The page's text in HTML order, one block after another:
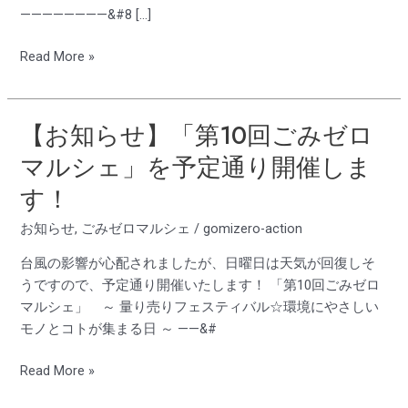
————————&#8 […]
み
ロ
つ
る
マ
ル
シ
を
開
し
ま
Read More »
【お知らせ】「第10回ごみゼロ
マルシェ」を予定通り開催しま
す！
お知らせ, ごみゼロマルシェ /gomizero-action
台風の影響が心配されましたが、日曜日は天気が回復しそ
うですので、予定通り開催いたします！ 「第10回ごみゼロ
マルシェ」 ～ 量り売りフェスティバル☆環境にやさしい
モノとコトが集まる日 ～ ——&#
【お
ら
せ】
「第
10
回
ご
み
ゼ
マ
Read More »